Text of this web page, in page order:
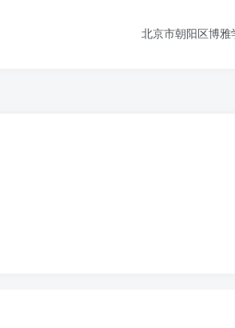
儿园填报为第一志愿，我们会优先录取
北京市朝阳区博